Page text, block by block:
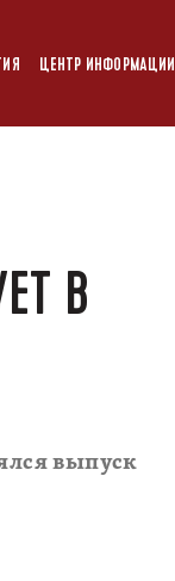
ЦЕНТР ИНФОРМАЦИИ
В
выпуск